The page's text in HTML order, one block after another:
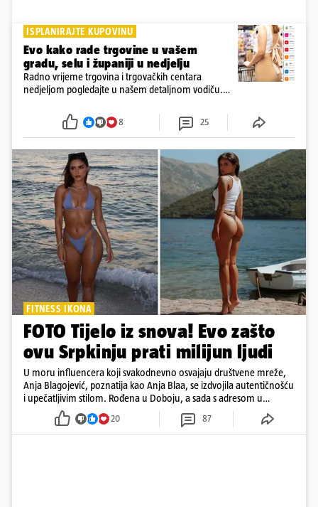
ISPLANIRAJTE KUPOVINU
Evo kako rade trgovine u vašem
gradu, selu i županiji u nedjelju
Radno vrijeme trgovina i trgovačkih centara
nedjeljom pogledajte u našem detaljnom vodiču.
i šoping centri sami biraju koje će to nedjelje biti
8 25
FITNESS IKONA
FOTO Tijelo iz snova! Evo zašto
ovu Srpkinju prati milijun ljudi
U moru influencera koji svakodnevno osvajaju društvene mreže,
Anja Blagojević, poznatija kao Anja Blaa, se izdvojila autentičnošću
i upečatljivim stilom. Rođena u Doboju, a sada s adresom u
Dubaiju, Anja je spoj glamura, discipline i mladenačke energije
20 87